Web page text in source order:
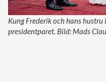
Kung Frederik och hans
presidentparet. Bild: Mads